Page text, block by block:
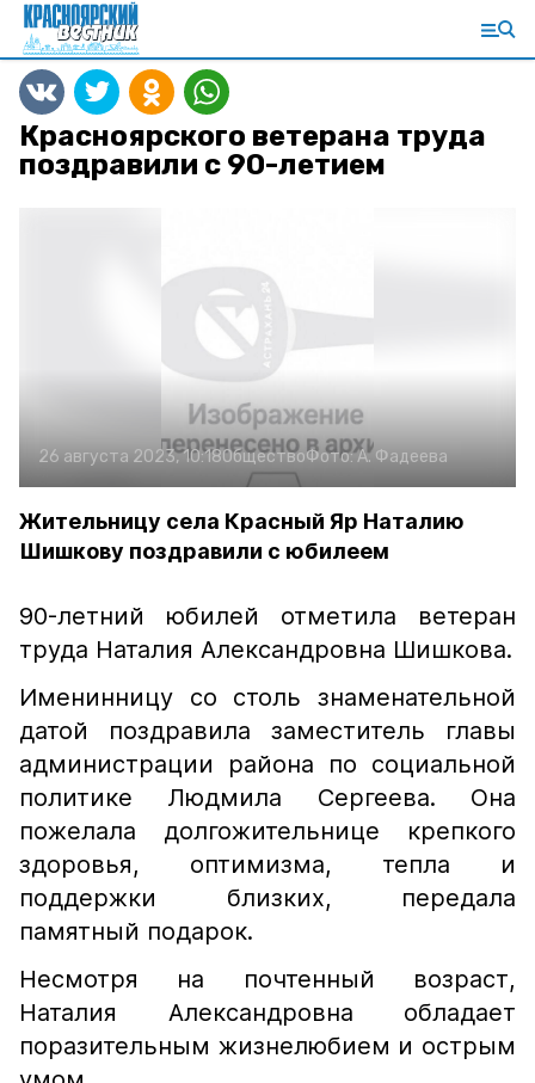
Красноярского ветерана труда
поздравили с 90-летием
26 августа 2023, 10:18ОбществоФото:А. Фадеева
Жительницу села Красный Яр Наталию
Шишкову поздравили с юбилеем
90-летний юбилей отметила ветеран
труда Наталия Александровна Шишкова.
Именинницу со столь знаменательной
датой поздравила заместитель главы
администрации района по социальной
политике Людмила Сергеева. Она
пожелала долгожительнице крепкого
здоровья, оптимизма, тепла и
поддержки близких, передала
памятный подарок.
Несмотря на почтенный возраст,
Наталия Александровна обладает
поразительным жизнелюбием и острым